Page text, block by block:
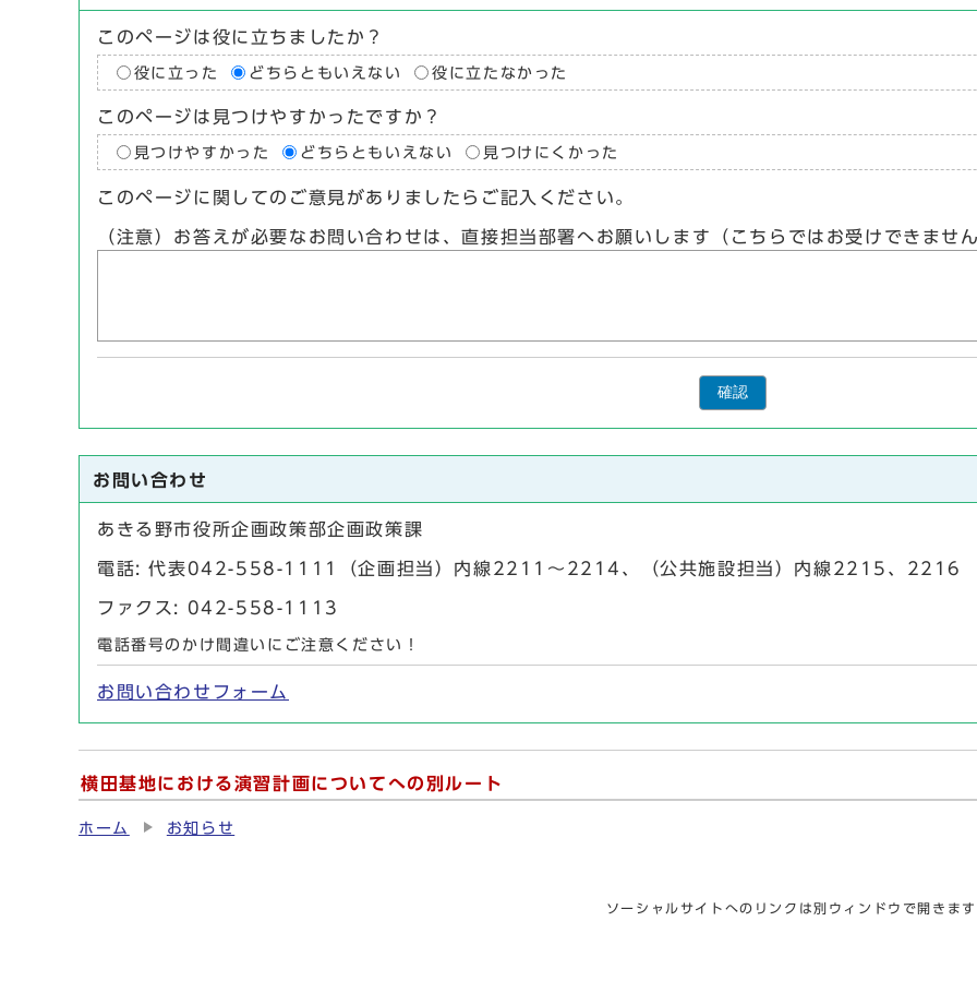
このページは役に立ちましたか？
役に立った どちらともいえない 役に立たなかった
このページは見つけやすかったですか？
見つけやすかった どちらともいえない 見つけにくかった
このページに関してのご意見がありましたらご記入ください。
（注意）お答えが必要なお問い合わせは、直接担当部署へお願いします（こちらではお受けできませ
確認
お問い合わせ
あきる野市役所企画政策部企画政策課
電話: 代表042-558-1111（企画担当）内線2211～2214、（公共施設担当）内線2215、2216
ファクス: 042-558-1113
電話番号のかけ間違いにご注意ください！
お問い合わせフォーム
横田基地における演習計画についてへの別ルート
ホーム お知らせ
ソーシャルサイトへのリンクは別ウィンドウで開きます